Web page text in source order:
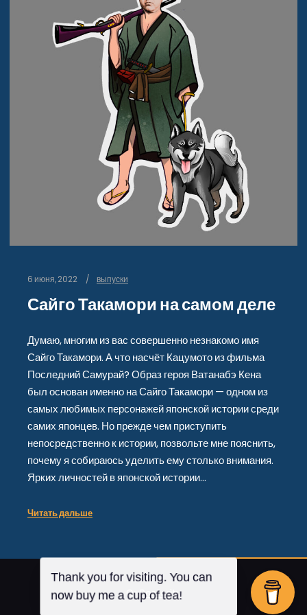
6 июня, 2022 выпуски
Сайго Такамори на самом деле
Думаю, многим из вас совершенно незнакомо имя
Сайго Такамори. А что насчёт Кацумото из фильма
Последний Самурай? Образ героя Ватанабэ Кена
был основан именно на Сайго Такамори — одном из
самых любимых персонажей японской истории среди
самих японцев. Но прежде чем приступить
непосредственно к истории, позвольте мне пояснить,
почему я собираюсь уделить ему столько внимания.
Ярких личностей в японской истории…
Читать дальше
ОтPosterity
Thank you for visiting. You can
now buy me a cup of tea!